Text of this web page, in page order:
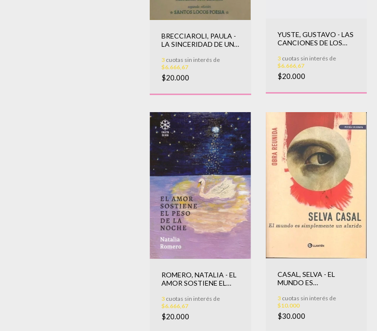
BRECCIAROLI, PAULA -
LA SINCERIDAD DE UN
3 cuotas sin interés de
$6.666,67
$20.000
YUSTE, GUSTAVO - LAS
CANCIONES DE LOS
3cuotas sin interés de
$6.666,67
$20.000
ROMERO, NATALIA - EL
AMOR SOSTIENE EL
3 cuotas sin interés de
$6.666,67
$20.000
CASAL, SELVA - EL
MUNDO ES
ALARIDO
3cuotas sin interés de
$10.000
$30.000